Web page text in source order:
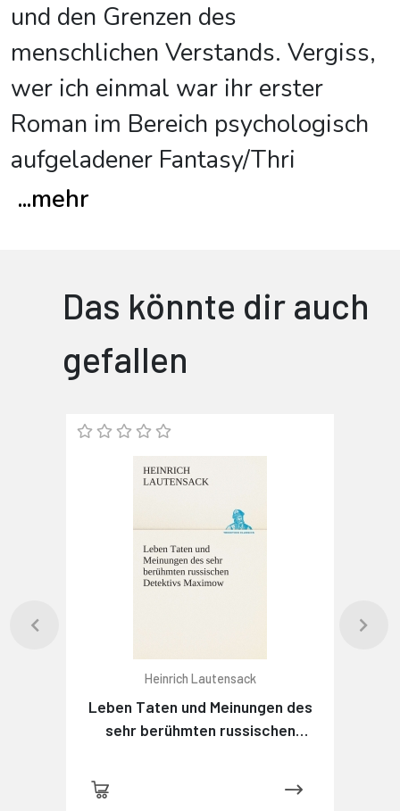
und den Grenzen des
menschlichen Verstands. Vergiss,
wer ich einmal war ihr erster
Roman im Bereich psychologisch
aufgeladener Fantasy/Thri
...mehr
Das könnte dir auch
gefallen
Heinrich Lautensack
Leben Taten und Meinungen des
sehr berühmten russischen